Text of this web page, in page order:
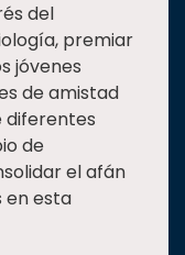
del
premiar
jóvenes
de amistad
diferentes
de
el afán
en esta